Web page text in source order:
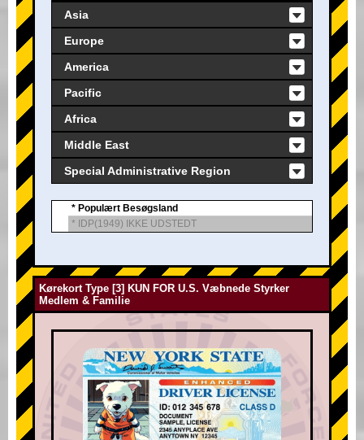
Asia
Europe
America
Pacific
Africa
Middle East
Special Administrative Region
* Populært Besøgsland
* IDP(1949) IKKE UDSTEDT
Kørekort Type [3] KUN FOR U.S. Væbnede Styrker
Medlem & Familie